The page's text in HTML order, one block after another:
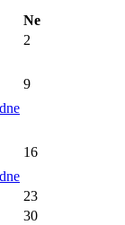
Ne
2
9
16
23
30